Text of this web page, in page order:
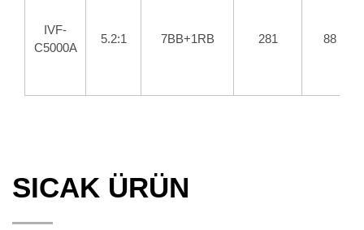
IVF-
C5000A
5.2:1 7BB+1RB 281 88
SICAK ÜRÜN